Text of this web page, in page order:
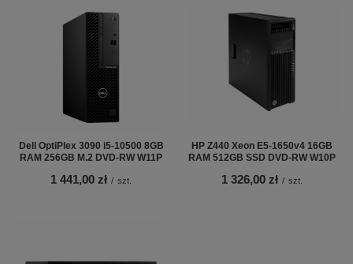
Dell OptiPlex 3090 i5-10500 8GB
RAM 256GB M.2 DVD-RW W11P
1 441,00 zł / szt.
HP Z440 Xeon E5-1650v4 16GB
RAM 512GB SSD DVD-RW W10P
1 326,00 zł / szt.